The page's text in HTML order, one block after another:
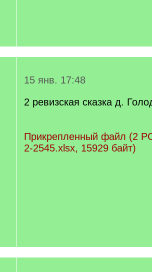
15 янв. 17:48
2 ревизская сказка д.
Прикрепленный файл (2
2-2545.xlsx, 15929 байт)